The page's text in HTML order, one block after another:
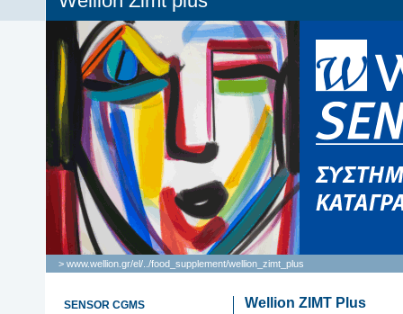
> www.wellion.gr/el/ /food_supplement/wellion_zimt_plus
SENSOR CGMS
Wellion ZIMT Plus